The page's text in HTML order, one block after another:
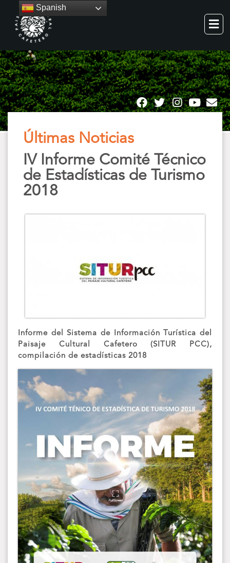
Últimas Noticias
IV Informe Comité Técnico
de Estadísticas de Turismo
2018
Informe del Sistema de Información Turística del
Paisaje Cultural Cafetero (SITUR PCC),
compilación de estadísticas 2018
Spanish